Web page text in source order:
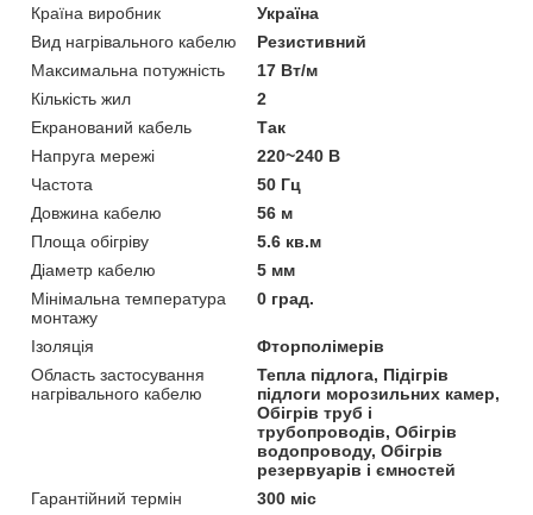
Країна виробник
Україна
Вид нагрівального кабелю
Резистивний
Максимальна потужність
17 Вт/м
Кількість жил
2
Екранований кабель
Так
Напруга мережі
220~240 В
Частота
50 Гц
Довжина кабелю
56 м
Площа обігріву
5.6 кв.м
Діаметр кабелю
5 мм
Мінімальна температура
монтажу
0 град.
Ізоляція
Фторполімерів
Область застосування
нагрівального кабелю
Тепла підлога, Підігрів
підлоги морозильних камер,
Обігрів труб і
трубопроводів, Обігрів
водопроводу, Обігрів
резервуарів і ємностей
Гарантійний термін
300 міс